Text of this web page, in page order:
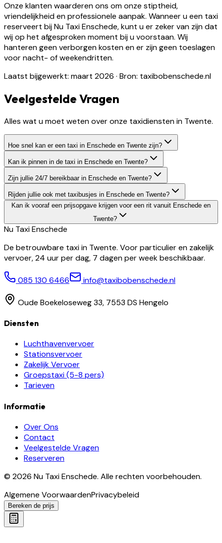
Onze klanten waarderen ons om onze stiptheid,
vriendelijkheid en professionele aanpak. Wanneer u een taxi
reserveert bij Nu Taxi Enschede, kunt u er zeker van zijn dat
wij op het afgesproken moment bij u voorstaan. Wij
hanteren geen verborgen kosten en er zijn geen toeslagen
voor nacht- of weekendritten.
Laatst bijgewerkt: maart 2026 · Bron: taxibobenschede.nl
Veelgestelde Vragen
Alles wat u moet weten over onze taxidiensten in Twente.
Hoe snel kan er een taxi in Enschede en Twente zijn?
Kan ik pinnen in de taxi in Enschede en Twente?
Zijn jullie 24/7 bereikbaar in Enschede en Twente?
Rijden jullie ook met taxibusjes in Enschede en Twente?
Kan ik vooraf een prijsopgave krijgen voor een rit vanuit Enschede en
Twente?
Nu TaxiEnschede
De betrouwbare taxi in Twente. Voor particulier en zakelijk
vervoer, 24 uur per dag, 7 dagen per week beschikbaar.
085 130 6466 info@taxibobenschede.nl
Oude Boekeloseweg 33, 7553 DS Hengelo
Diensten
Luchthavenvervoer
Stationsvervoer
Zakelijk Vervoer
Groepstaxi (5-8 pers)
Tarieven
Informatie
Over Ons
Contact
Veelgestelde Vragen
Reserveren
© 2026 Nu Taxi Enschede. Alle rechten voorbehouden.
Algemene VoorwaardenPrivacybeleid
Bereken de prijs